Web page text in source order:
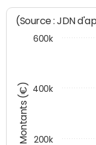
Montants (€)
(Source : JDN
200k
400k
600k